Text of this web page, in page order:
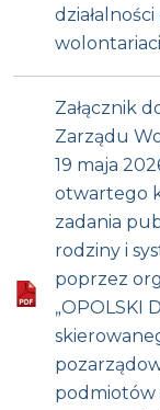
Załącznik
Zarządu
19 maja
otwartego
zadania
rodziny i
poprzez
„OPOLSKI
podmiotów